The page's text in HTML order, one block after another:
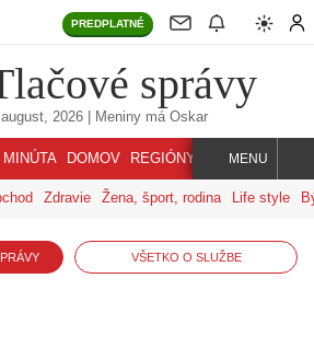
PREDPLATNÉ
správy
2026| Meniny má Oskar
DOMOV REGIÓNY INDEX SVET
MENU
Zdravie Žena, šport, rodina Life style
VŠETKO O SLUŽBE